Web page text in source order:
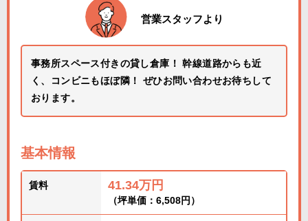
営業スタッフより
事務所スペース付きの貸し倉庫！ 幹線道路からも近
く、コンビニもほぼ隣！ ぜひお問い合わせお待ちして
おります。
基本情報
賃料 41.34万円
（坪単価：6,508円）